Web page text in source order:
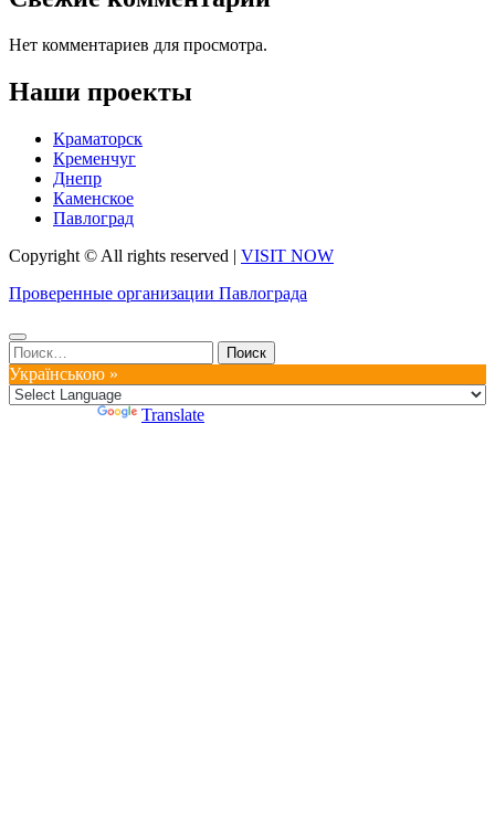
Нет комментариев для просмотра.
Наши проекты
Краматорск
Кременчуг
Днепр
Каменское
Павлоград
Copyright © All rights reserved | VISIT NOW
Проверенные организации Павлограда
Найти:
Українською »
Translate